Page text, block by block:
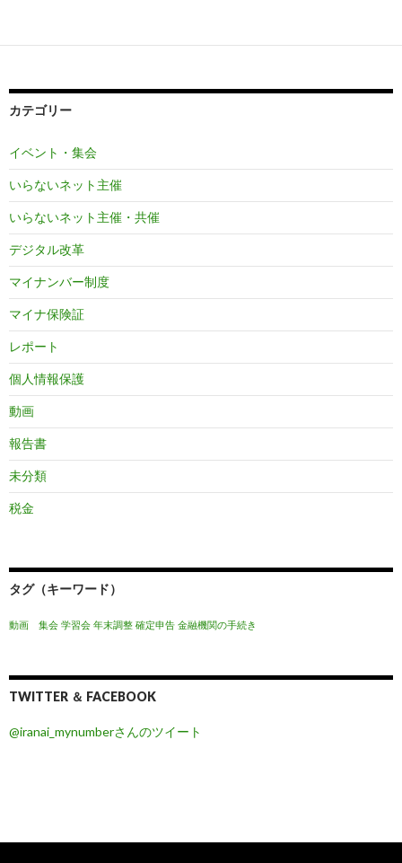
カテゴリー
イベント・集会
いらないネット主催
いらないネット主催・共催
デジタル改革
マイナンバー制度
マイナ保険証
レポート
個人情報保護
動画
報告書
未分類
税金
タグ（キーワード）
動画 集会 学習会 年末調整 確定申告 金融機関の手続き
TWITTER ＆ FACEBOOK
@iranai_mynumberさんのツイート